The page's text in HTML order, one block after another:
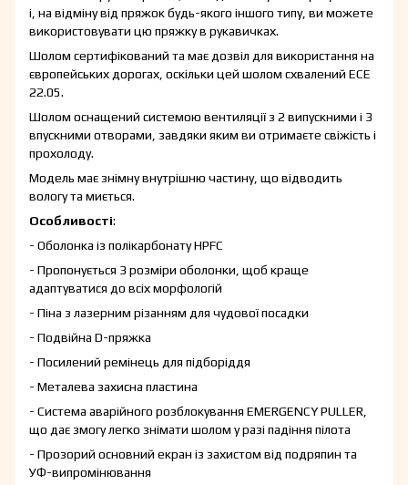
і, на відміну від пряжок будь-якого іншого типу, ви можете
використовувати цю пряжку в рукавичках.
Шолом сертифікований та має дозвіл для використання на
європейських дорогах, оскільки цей шолом схвалений ECE
22.05.
Шолом оснащений системою вентиляції з 2 випускними і 3
впускними отворами, завдяки яким ви отримаєте свіжість і
прохолоду.
Модель має знімну внутрішню частину, що відводить
вологу та миється.
Особливості:
- Оболонка із полікарбонату HPFC
- Пропонується 3 розміри оболонки, щоб краще
адаптуватися до всіх морфологій
- Піна з лазерним різанням для чудової посадки
- Подвійна D-пряжка
- Посилений ремінець для підборіддя
- Металева захисна пластина
- Система аварійного розблокування EMERGENCY PULLER,
що дає змогу легко знімати шолом у разі падіння пілота
- Прозорий основний екран із захистом від подряпин та
УФ-випромінювання